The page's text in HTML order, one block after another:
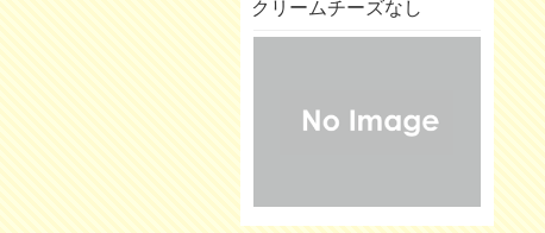
クリームチーズなし